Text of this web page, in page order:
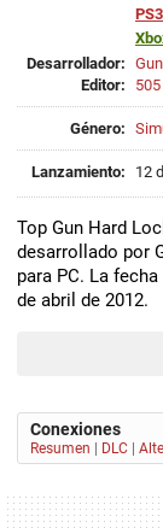
Desarrollador:
Editor:
Género:
Lanzamiento: 12
Top Gun Hard
desarrollado por
para PC. La
de abril de 2012.
Conexiones
Resumen DLC